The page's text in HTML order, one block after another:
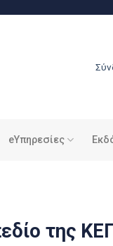
eΥπηρεσίες
της